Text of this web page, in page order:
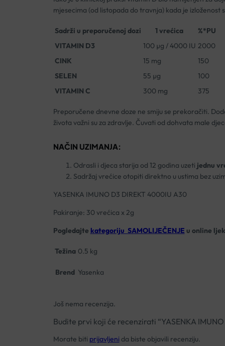
mjesecima (od listopada do travnja) kada je
Sadrži u preporučenoj dozi 1 vrećica
%*PU
VITAMIN D3
100 µg / 4000 IU 2000
CINK
15 mg
150
SELEN
55 µg
100
VITAMIN C
300 mg 375
Preporučene dnevne doze ne smiju se prekoračiti.
života važni su za zdravlje. Čuvati od dohvata male
NAČIN UZIMANJA:
Odrasli i djeca starija od 12 godina uzeti jednu
Sadržaj vrećice otopiti direktno u ustima bez
YASENKA IMUNO D3 DIREKT 4000IU A30
Pakiranje: 30 vrećica x 2g
Pogledajte kategoriju SAMOLIJEČENJE u online
Težina 0.5 kg
Brend Yasenka
Još nema recenzija.
Budite prvi koji će recenzirati “YASENKA
Morate biti prijavljeni da biste objavili recenziju.